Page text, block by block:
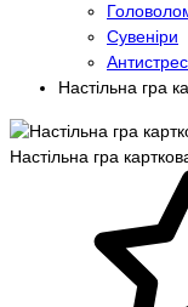
Сувеніри
Настільна гра
Настільна гра